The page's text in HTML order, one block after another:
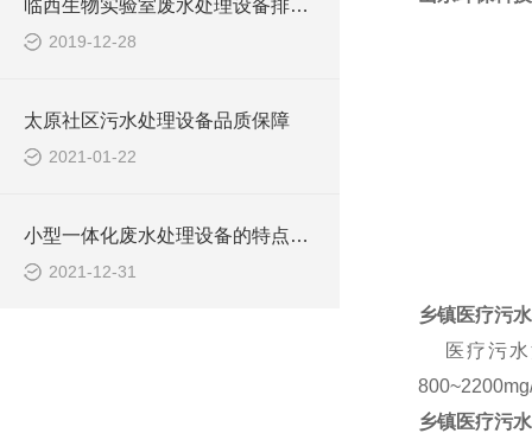
临西生物实验室废水处理设备排放标准
2019-12-28
太原社区污水处理设备品质保障
2021-01-22
小型一体化废水处理设备的特点和安装调试
2021-12-31
乡镇医疗污
医疗污水
乡镇医疗污